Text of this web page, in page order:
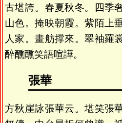
古堪誇。春夏秋冬。四季
山色。掩映朝霞。紫陌上
人家。畫舫撑來。翠袖羅
醉醺醺笑語喧譁。
張華
方秋崖詠張華云。堪笑張